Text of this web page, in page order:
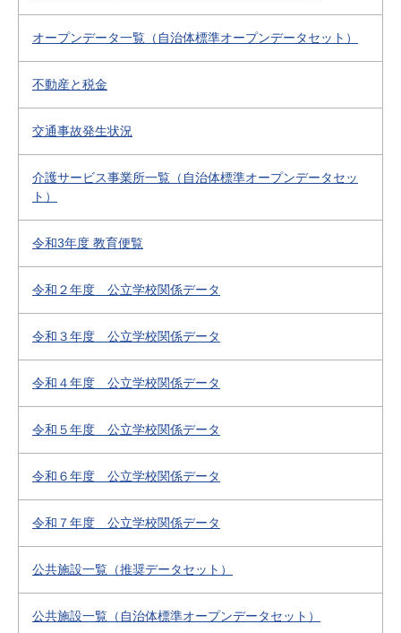
オープンデータ一覧（自治体標準オープンデータセット）
不動産と税金
交通事故発生状況
介護サービス事業所一覧（自治体標準オープンデータセッ
ト）
令和3年度 教育便覧
令和２年度 公立学校関係データ
令和３年度 公立学校関係データ
令和４年度 公立学校関係データ
令和５年度 公立学校関係データ
令和６年度 公立学校関係データ
令和７年度 公立学校関係データ
公共施設一覧（推奨データセット）
公共施設一覧（自治体標準オープンデータセット）